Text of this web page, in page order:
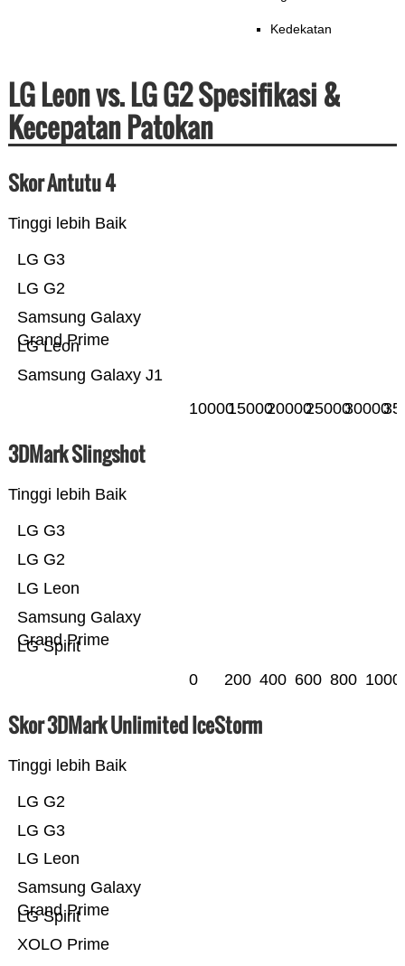
Kedekatan
LG Leon vs. LG G2 Spesifikasi &
Kecepatan Patokan
Skor Antutu 4
Tinggi lebih Baik
Samsung Galaxy J1
LG Leon
Samsung Galaxy
Grand Prime
LG G2
LG G3
1000015000200002500030000
3DMark Slingshot
Tinggi lebih Baik
LG Spirit
Samsung Galaxy
Grand Prime
LG Leon
LG G2
LG G3
0 200 400 600 800 1000
Skor 3DMark Unlimited IceStorm
Tinggi lebih Baik
XOLO Prime
LG Spirit
Samsung Galaxy
Grand Prime
LG Leon
LG G3
LG G2